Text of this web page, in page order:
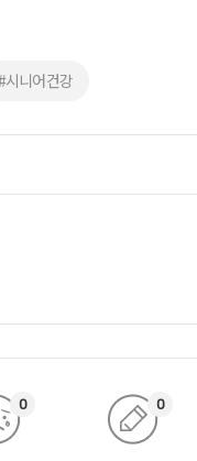
시니어건강
0 0